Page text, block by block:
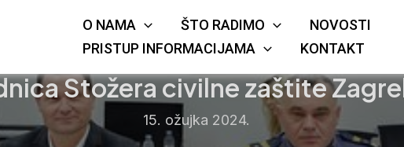
O NAMA ŠTO RADIMO
NOVOSTI
PRISTUP INFORMACIJAMA
KONTAKT
Stožera civilne zaštite
15. ožujka 2024.